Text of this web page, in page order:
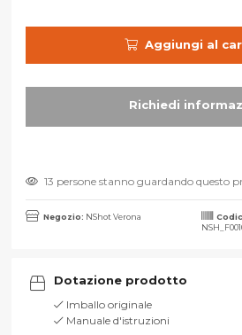
Aggiungi al
13 persone stanno guardando questo
Negozio: NShot Verona
Dotazione prodotto
Imballo originale
Manuale d'istruzioni